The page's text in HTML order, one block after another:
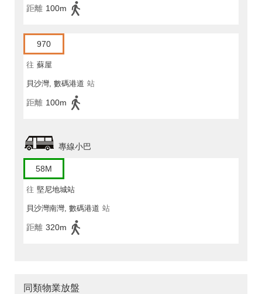
距離 100m
970
往 蘇屋
貝沙灣, 數碼港道 站
距離 100m
專線小巴
58M
往 堅尼地城站
貝沙灣南灣, 數碼港道 站
距離 320m
同類物業放盤